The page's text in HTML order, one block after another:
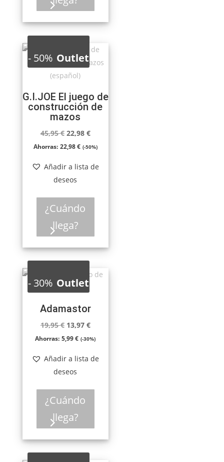
-50% Outlet
G.I.JOE El juego de
construcción de
mazos
45,95€ El
precio
era:
45,95 €.
22,98 €El
precio
es:
Ahorras: 22,98€ (-50%)
Añadir a lista de
deseos
¿Cuándo
llega?
-30% Outlet
Adamastor
19,95€ El
precio
era:
19,95 €.
13,97 €El
precio
es:
Ahorras: 5,99€ (-30%)
Añadir a lista de
deseos
¿Cuándo
llega?